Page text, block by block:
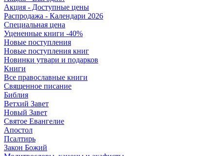
Акция - Доступные цены
Распродажа - Календари 2026
Специальная цена
Уцененные книги -40%
Новые поступления
Новые поступления книг
Новинки утвари и подарков
Книги
Все православные книги
Священное писание
Библия
Ветхий Завет
Новый Завет
Святое Евангелие
Апостол
Псалтирь
Закон Божий